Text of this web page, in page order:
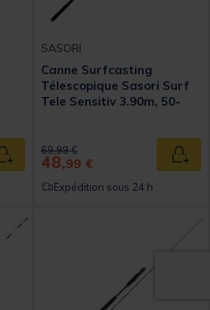
Ajouter au panier
SASORI
Canne Surfcasting
Télescopique Sasori Surf
Tele Sensitiv 3.90m, 50-
Price reduced from
69,99 €to
48,99 €
Expédition sous 24 h